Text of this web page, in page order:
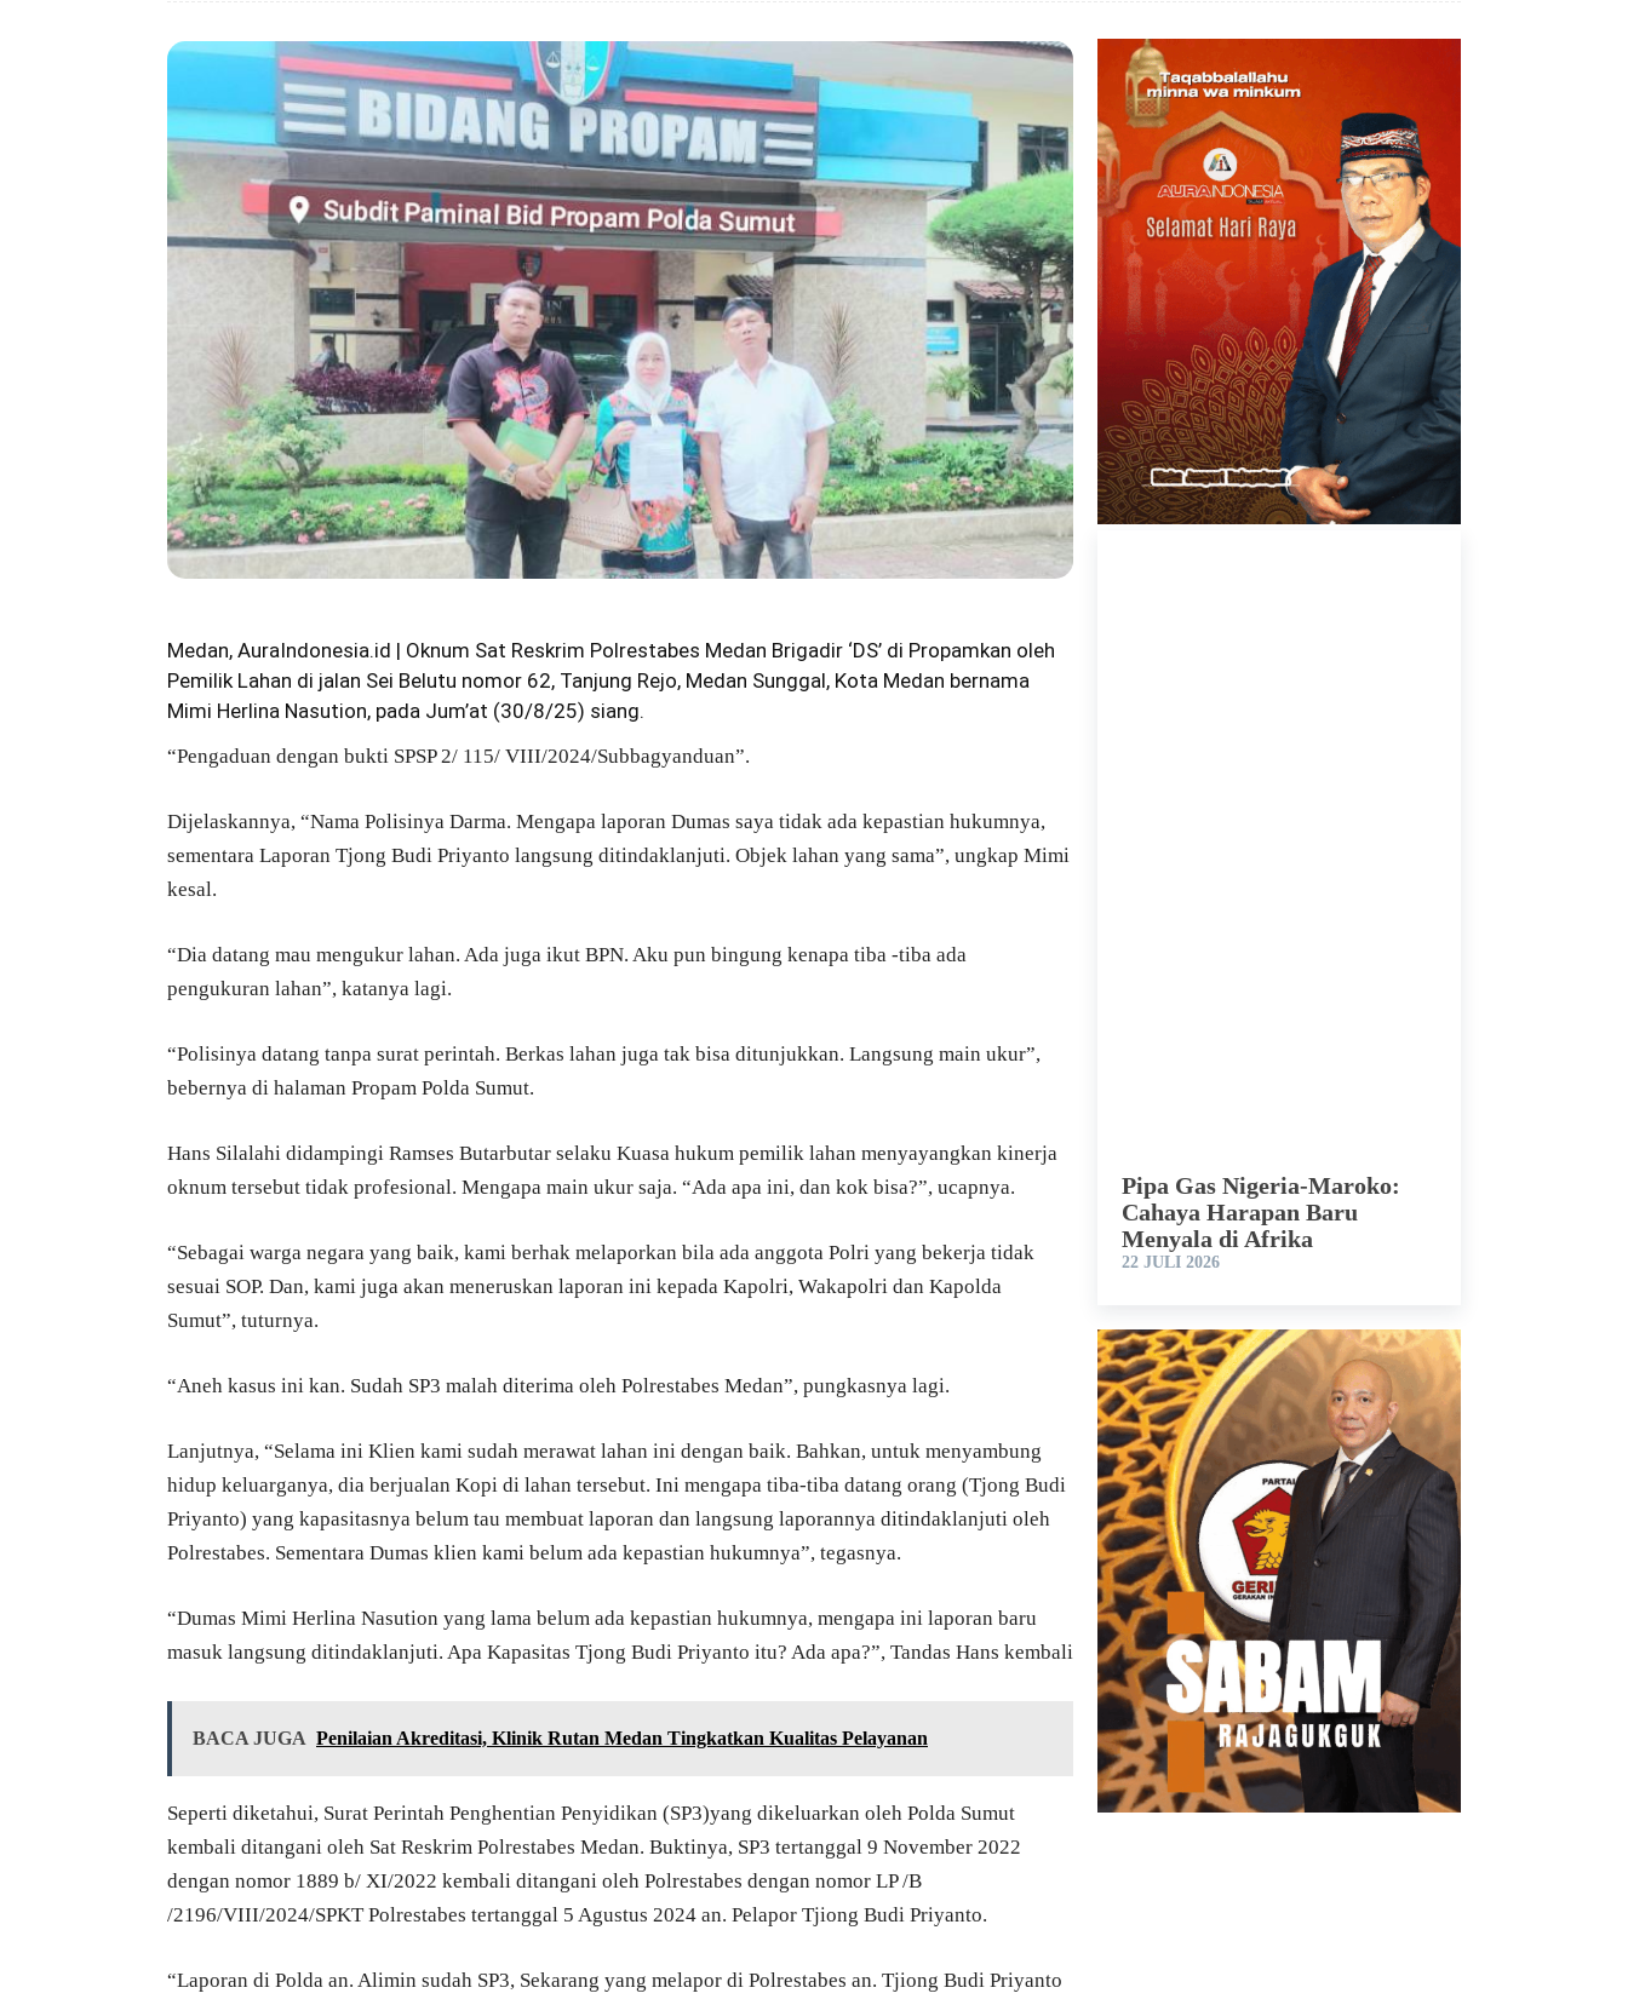
Medan, AuraIndonesia.id | Oknum Sat Reskrim Polrestabes Medan Brigadir ‘DS’ di Propamkan oleh
Pemilik Lahan di jalan Sei Belutu nomor 62, Tanjung Rejo, Medan Sunggal, Kota Medan bernama
Mimi Herlina Nasution, pada Jum’at (30/8/25) siang.
“Pengaduan dengan bukti SPSP 2/ 115/ VIII/2024/Subbagyanduan”.
Dijelaskannya, “Nama Polisinya Darma. Mengapa laporan Dumas saya tidak ada kepastian hukumnya,
sementara Laporan Tjong Budi Priyanto langsung ditindaklanjuti. Objek lahan yang sama”, ungkap Mimi
kesal.
“Dia datang mau mengukur lahan. Ada juga ikut BPN. Aku pun bingung kenapa tiba -tiba ada
pengukuran lahan”, katanya lagi.
“Polisinya datang tanpa surat perintah. Berkas lahan juga tak bisa ditunjukkan. Langsung main ukur”,
bebernya di halaman Propam Polda Sumut.
Hans Silalahi didampingi Ramses Butarbutar selaku Kuasa hukum pemilik lahan menyayangkan kinerja
oknum tersebut tidak profesional. Mengapa main ukur saja. “Ada apa ini, dan kok bisa?”, ucapnya.
“Sebagai warga negara yang baik, kami berhak melaporkan bila ada anggota Polri yang bekerja tidak
sesuai SOP. Dan, kami juga akan meneruskan laporan ini kepada Kapolri, Wakapolri dan Kapolda
Sumut”, tuturnya.
“Aneh kasus ini kan. Sudah SP3 malah diterima oleh Polrestabes Medan”, pungkasnya lagi.
Lanjutnya, “Selama ini Klien kami sudah merawat lahan ini dengan baik. Bahkan, untuk menyambung
hidup keluarganya, dia berjualan Kopi di lahan tersebut. Ini mengapa tiba-tiba datang orang (Tjong Budi
Priyanto) yang kapasitasnya belum tau membuat laporan dan langsung laporannya ditindaklanjuti oleh
Polrestabes. Sementara Dumas klien kami belum ada kepastian hukumnya”, tegasnya.
“Dumas Mimi Herlina Nasution yang lama belum ada kepastian hukumnya, mengapa ini laporan baru
masuk langsung ditindaklanjuti. Apa Kapasitas Tjong Budi Priyanto itu? Ada apa?”, Tandas Hans kembali
BACA JUGA Penilaian Akreditasi, Klinik Rutan Medan Tingkatkan Kualitas Pelayanan
Seperti diketahui, Surat Perintah Penghentian Penyidikan (SP3)yang dikeluarkan oleh Polda Sumut
kembali ditangani oleh Sat Reskrim Polrestabes Medan. Buktinya, SP3 tertanggal 9 November 2022
dengan nomor 1889 b/ XI/2022 kembali ditangani oleh Polrestabes dengan nomor LP /B
/2196/VIII/2024/SPKT Polrestabes tertanggal 5 Agustus 2024 an. Pelapor Tjiong Budi Priyanto.
“Laporan di Polda an. Alimin sudah SP3, Sekarang yang melapor di Polrestabes an. Tjiong Budi Priyanto
Pipa Gas Nigeria-Maroko:
Cahaya Harapan Baru
Menyala di Afrika
22 JULI 2026